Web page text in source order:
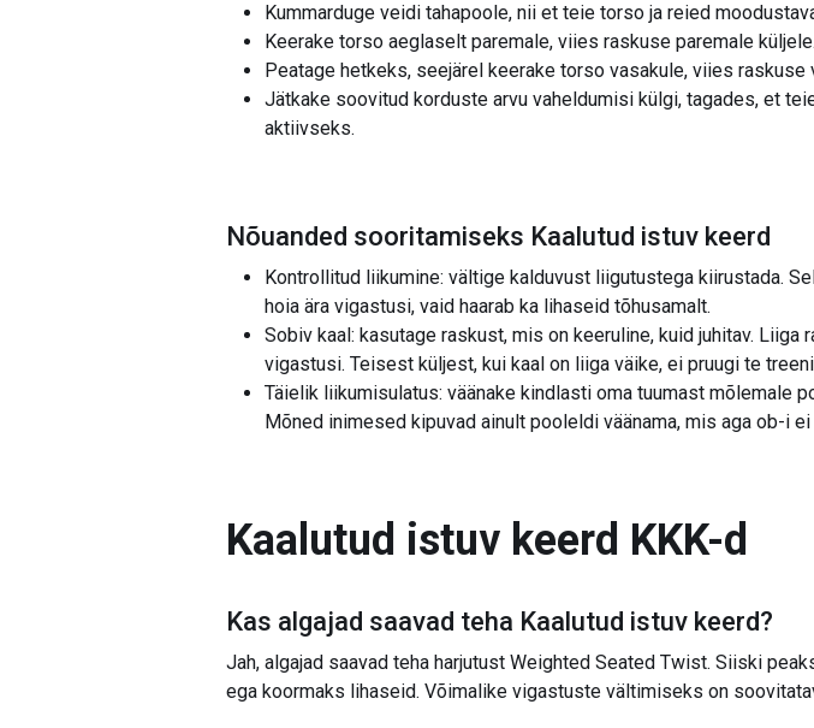
Kummarduge veidi tahapoole, nii et teie torso ja reied
Keerake torso aeglaselt paremale, viies raskuse paremale küljele.
Peatage hetkeks, seejärel keerake torso vasakule, viies raskuse
Jätkake soovitud korduste arvu vaheldumisi külgi, tagades, et
aktiivseks.
Nõuanded sooritamiseks Kaalutud istuv keerd
Kontrollitud liikumine: vältige kalduvust liigutustega kiirustada.
hoia ära vigastusi, vaid haarab ka lihaseid tõhusamalt.
Sobiv kaal: kasutage raskust, mis on keeruline, kuid juhitav.
vigastusi. Teisest küljest, kui kaal on liiga väike, ei pruugi te
Täielik liikumisulatus: väänake kindlasti oma tuumast mõlemale
Mõned inimesed kipuvad ainult pooleldi väänama, mis aga ob-i ei
Kaalutud istuv keerd KKK-d
Kas algajad saavad teha Kaalutud istuv keerd?
Jah, algajad saavad teha harjutust Weighted Seated Twist. Siiski
ega koormaks lihaseid. Võimalike vigastuste vältimiseks on